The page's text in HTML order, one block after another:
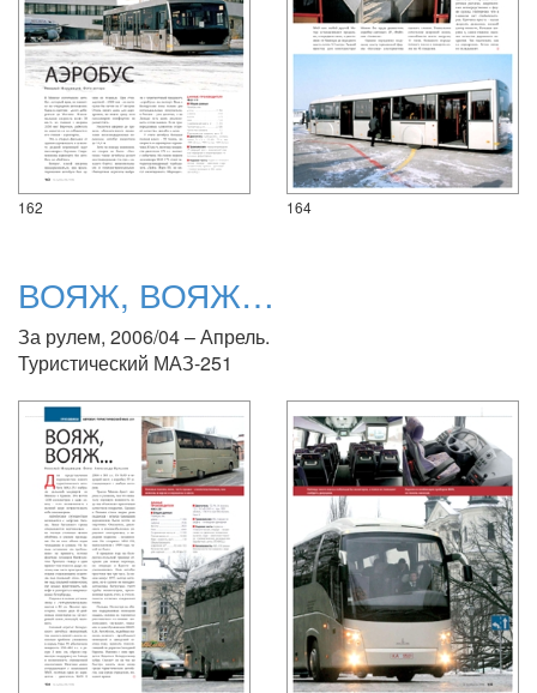
162 164
ВОЯЖ, ВОЯЖ…
За рулем, 2006/04 – Апрель.
Туристический МАЗ-251